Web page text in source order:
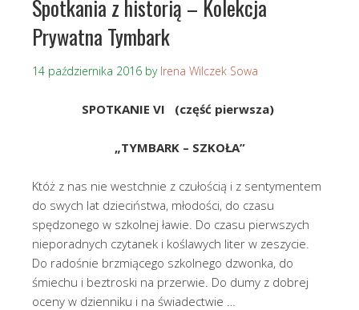
Spotkania z historią – Kolekcja
Prywatna Tymbark
14 października 2016 by Irena Wilczek Sowa
SPOTKANIE VI (część pierwsza)
„TYMBARK – SZKOŁA”
Któż z nas nie westchnie z czułością i z sentymentem
do swych lat dzieciństwa, młodości, do czasu
spędzonego w szkolnej ławie. Do czasu pierwszych
nieporadnych czytanek i koślawych liter w zeszycie.
Do radośnie brzmiącego szkolnego dzwonka, do
śmiechu i beztroski na przerwie. Do dumy z dobrej
oceny w dzienniku i na świadectwie …